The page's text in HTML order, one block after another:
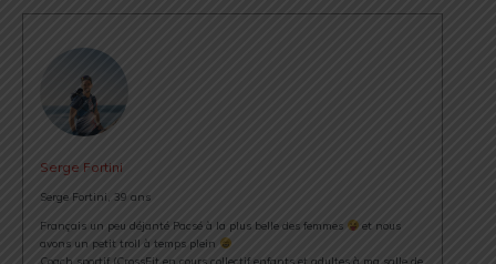
Serge Fortini
Serge Fortini, 39 ans
Français un peu déjanté Pacsé à la plus belle des femmes
et nous
avons un petit troll à temps plein